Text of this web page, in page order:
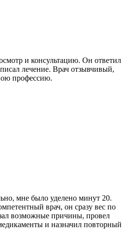
и консультацию. Он ответил
лечение. Врач отзывчивый,
профессию.
мне было уделено минут 20.
врач, он сразу вес по
возможные причины, провел
и назначил повторный